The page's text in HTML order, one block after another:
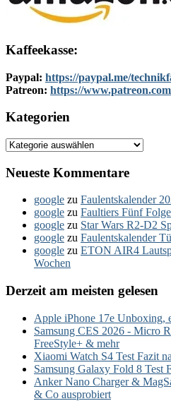
Kaffeekasse:
Paypal: https://paypal.me/
Patreon: https://
Kategorien
Kategorien
Neueste Kommentare
google zu Faulentskalender
google zu Faultiers Fünf
google zu Star Wars R2-D2
google zu Faulentskalender
google zu ETON AIR4
Wochen
Derzeit am meisten gelesen
Apple iPhone 17e Unboxing,
Samsung CES 2026 - Micro
FreeStyle+ & mehr
Xiaomi Watch S4 Test Fazit
Samsung Galaxy Fold 8 Test
Anker Nano Charger &
& Co ausprobiert